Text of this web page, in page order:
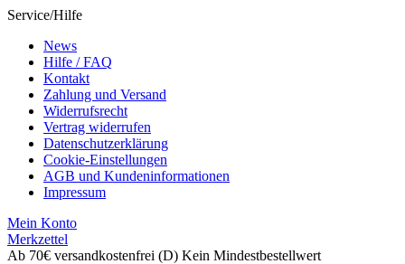
Service/Hilfe
News
Hilfe / FAQ
Kontakt
Zahlung und Versand
Widerrufsrecht
Vertrag widerrufen
Datenschutzerklärung
Cookie-Einstellungen
AGB und Kundeninformationen
Impressum
Mein Konto
Merkzettel
Ab 70€ versandkostenfrei (D) Kein Mindestbestellwert